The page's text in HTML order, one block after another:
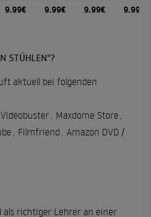
9.99€ 9.99€ 9.99€ 9.99€
STÜHLEN"?
aktuell bei folgenden
Videobuster Maxdome Store
Filmfriend
Amazon DVD /
als richtiger Lehrer an einer